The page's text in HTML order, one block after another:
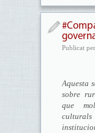
Publicat per
Aquesta
sobre
que
culturals